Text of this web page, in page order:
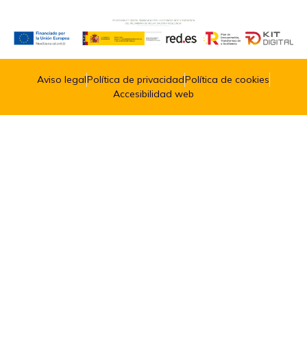
Aviso legalPolítica de privacidadPolítica de cookies
Accesibilidad web